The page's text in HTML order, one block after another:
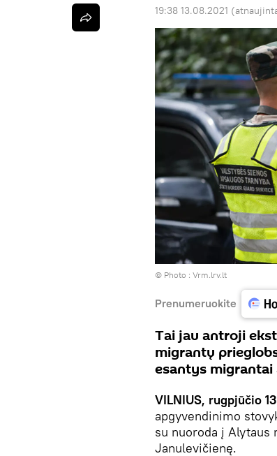
19:38 13.08.2021
© Photo : Vrm.lrv.lt
Prenumeruokite
Tai jau antroji
migrantų
esantys
VILNIUS, rugpjūčio
apgyvendinimo
su nuoroda į
Janulevičienę.